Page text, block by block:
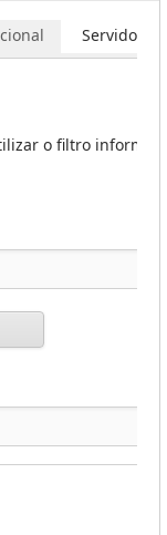
Servidores
o filtro